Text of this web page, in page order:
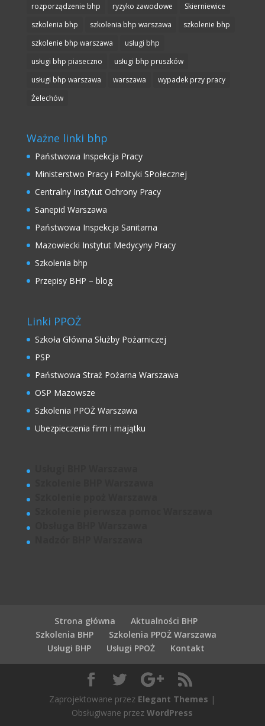
rozporządzenie bhp
ryzyko zawodowe
Skierniewice
szkolenia bhp
szkolenia bhp warszawa
szkolenie bhp
szkolenie bhp warszawa
usługi bhp
usługi bhp piaseczno
usługi bhp pruszków
usługi bhp warszawa
warszawa
wypadek przy pracy
Żelechów
Ważne linki bhp
Państwowa Inspekcja Pracy
Ministerstwo Pracy i Polityki SPołecznej
Centralny Instytut Ochrony Pracy
Sanepid Warszawa
Państwowa Inspekcja Sanitarna
Mazowiecki Instytut Medycyny Pracy
Szkolenia bhp
Przepisy BHP – blog
Linki PPOŻ
Szkoła Główna Służby Pożarniczej
PSP
Państwowa Straż Pożarna Warszawa
OSP Mazowsze
Szkolenia PPOŻ Warszawa
Ubezpieczenia firm i majątku
Strona główna
Aktualności BHP
Szkolenia BHP
Szkolenia PPOŻ Warszawa
Usługi BHP
Usługi PPOŻ Kontakt
Zaprojektowane przez Elegant Themes |
Obsługiwane przezWordPress